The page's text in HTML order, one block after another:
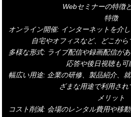
Webセミナーの特徴
特徴
オンライン開催: インターネットを介
自宅やオフィスなど、どこから
多様な形式: ライブ配信や録画配信が
応答や後日視聴も可
幅広い用途: 企業の研修、製品紹介、
ざまな用途で利用され
メリット
コスト削減: 会場のレンタル費用や移